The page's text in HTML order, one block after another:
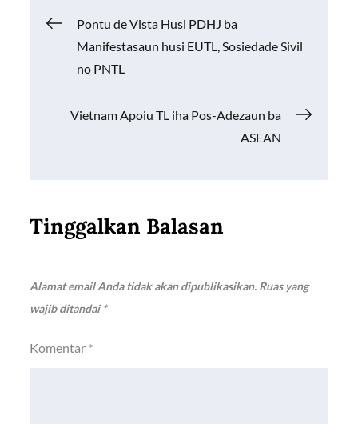
o
p
p
n
k
Navigasi
pos
Pontu de Vista Husi PDHJ ba
Manifestasaun husi EUTL, Sosiedade Sivil
no PNTL
Vietnam Apoiu TL iha Pos-Adezaun ba
ASEAN
Tinggalkan Balasan
Alamat email Anda tidak akan dipublikasikan. Ruas yang
wajib ditandai*
Komentar *